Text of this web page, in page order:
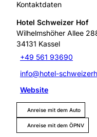
Kontaktdaten
Hotel Schweizer Hof
Wilhelmshöher Allee
34131 Kassel
+49 561 93690
info@hotel-
Website
Anreise mit dem Auto
Anreise mit dem ÖPNV